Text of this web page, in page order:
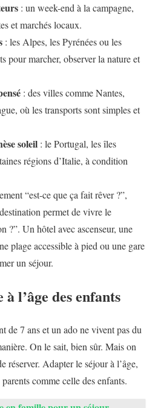
: un week-end à la campagne,
et marchés locaux.
: les Alpes, les Pyrénées ou les
pour marcher, observer la nature et
: des villes comme Nantes,
où les transports sont simples et
soleil : le Portugal, les îles
régions d’Italie, à condition
“est-ce que ça fait rêver ?”,
permet de vivre le
?”. Un hôtel avec ascenseur, une
plage accessible à pied ou une gare
un séjour.
l’âge des enfants
de 7 ans et un ado ne vivent pas du
On le sait, bien sûr. Mais on
réserver. Adapter le séjour à l’âge,
comme celle des enfants.